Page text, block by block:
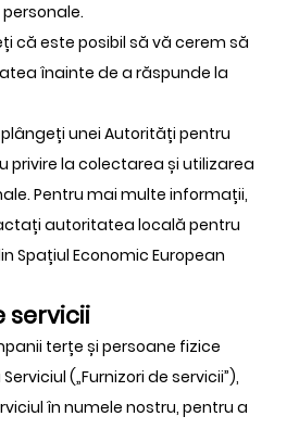
că este posibil să vă cerem să
înainte de a răspunde la
unei Autorități pentru
privire la colectarea și utilizarea
Pentru mai multe informații,
autoritatea locală pentru
Spațiul Economic European
servicii
terțe și persoane fizice
(„Furnizori de servicii”),
în numele nostru, pentru a